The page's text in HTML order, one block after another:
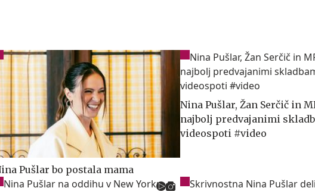
Pušlar bo postala mama
Nina Pušlar, Žan Serčič in
najbolj predvajanimi
videospoti #video